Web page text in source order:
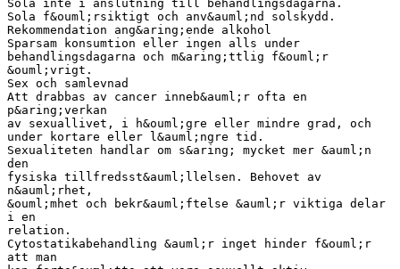
Sola inte i anslutning till behandlingsdagarna.
Sola f&ouml;rsiktigt och anv&auml;nd solskydd.
Rekommendation ang&aring;ende alkohol
Sparsam konsumtion eller ingen alls under
behandlingsdagarna och m&aring;ttlig f&ouml;r
&ouml;vrigt.
Sex och samlevnad
Att drabbas av cancer inneb&auml;r ofta en
p&aring;verkan
av sexuallivet, i h&ouml;gre eller mindre grad, och
under kortare eller l&auml;ngre tid.
Sexualiteten handlar om s&aring; mycket mer &auml;n
den
fysiska tillfredsst&auml;llelsen. Behovet av
n&auml;rhet,
&ouml;mhet och bekr&auml;ftelse &auml;r viktiga delar
i en
relation.
Cytostatikabehandling &auml;r inget hinder f&ouml;r
att man